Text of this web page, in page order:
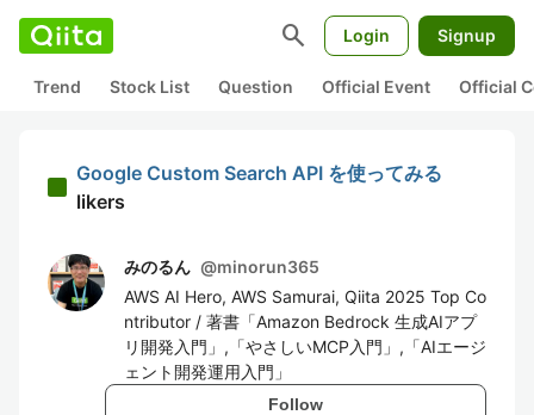
search Login Signup
Trend Stock List Question Official Event Official
Google Custom Search API を使ってみる
likers
みのるん @minorun365
AWS AI Hero, AWS Samurai, Qiita 2025 Top Co
ntributor / 著書「Amazon Bedrock 生成AIアプ
リ開発入門」,「やさしいMCP入門」,「AIエージ
ェント開発運用入門」
Follow